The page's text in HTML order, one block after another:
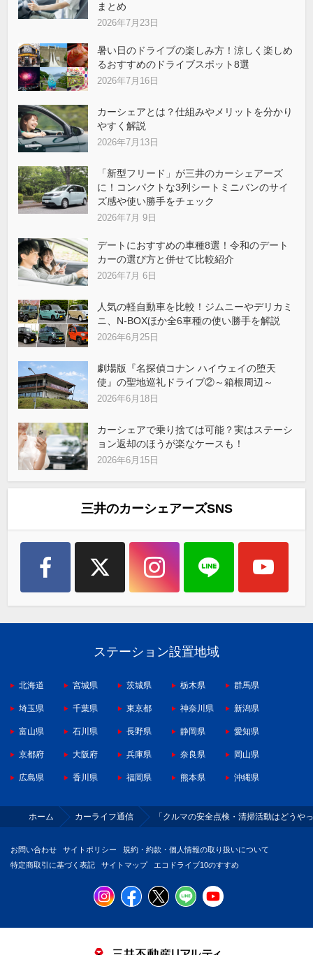
まとめ
2026年7月23日
暑い日のドライブの楽しみ方！涼しく楽しめ
るおすすめのドライブスポット8選
2026年7月16日
カーシェアとは？仕組みやメリットを分かり
やすく解説
2026年7月13日
「新型フリード」が三井のカーシェアーズ
に！コンパクトな3列シートミニバンのサイ
ズ感や使い勝手をチェック
2026年7月 9日
デートにおすすめの車種8選！令和のデート
カーの選び方と併せて比較紹介
2026年7月 6日
人気の軽自動車を比較！ジムニーやデリカミ
ニ、N-BOXほか全6車種の使い勝手を解説
2026年6月25日
劇場版『名探偵コナン ハイウェイの堕天
使』の聖地巡礼ドライブ②～箱根周辺～
2026年6月18日
カーシェアで乗り捨ては可能？実はステーシ
ョン返却のほうが楽なケースも！
2026年6月15日
三井のカーシェアーズSNS
ステーション設置地域
北海道 宮城県 茨城県 栃木県 群馬県
埼玉県 千葉県 東京都 神奈川県 新潟県
富山県 石川県 長野県 静岡県 愛知県
京都府 大阪府 兵庫県 奈良県 岡山県
広島県 香川県 福岡県 熊本県 沖縄県
ホーム カーライフ通信 「クルマの安全点検・清掃活動はどうや
お問い合わせ サイトポリシー
規約・約款・個人情報の取り扱いについて
特定商取引に基づく表記
サイトマップ エコドライブ10のすすめ